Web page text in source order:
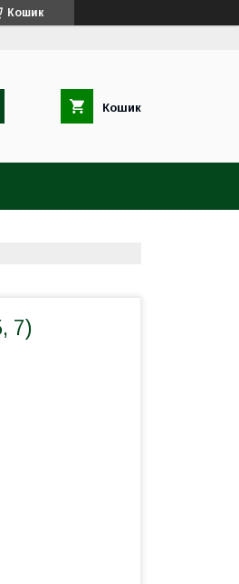
Кошик
Кошик
7)